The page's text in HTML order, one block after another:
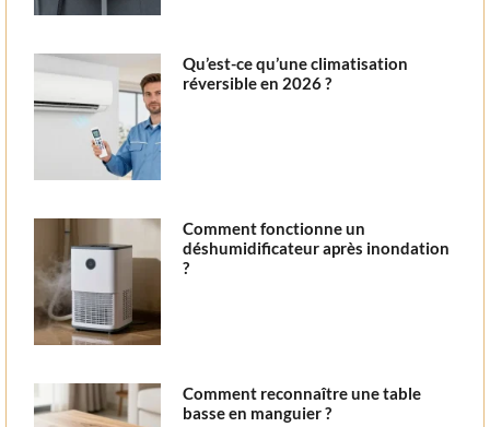
Qu’est-ce qu’une climatisation
réversible en 2026 ?
Comment fonctionne un
déshumidificateur après inondation
?
Comment reconnaître une table
basse en manguier ?